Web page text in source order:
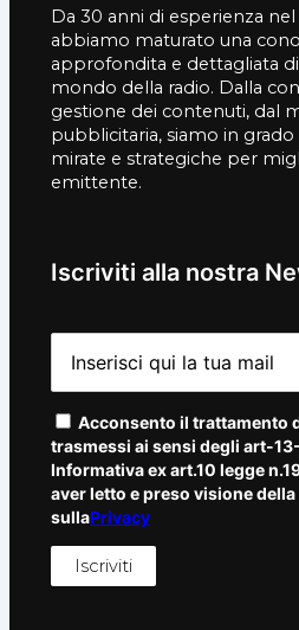
Da 30 anni di esperienza
abbiamo maturato una
approfondita e dettagliata
mondo della radio. Dalla
gestione dei contenuti, dal
pubblicitaria, siamo in
mirate e strategiche per
emittente.
Iscriviti alla nostra
Acconsento il trattamento
trasmessi ai sensi degli art-13-
Informativa ex art.10 legge
aver letto e preso visione
sullaPrivacy